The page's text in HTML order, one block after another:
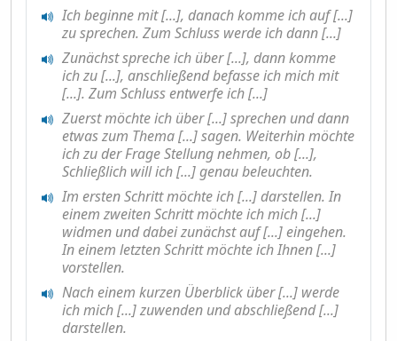
Ich beginne mit [...], danach komme ich auf [...]
zu sprechen. Zum Schluss werde ich dann [...]
Zunächst spreche ich über [...], dann komme
ich zu [...], anschließend befasse ich mich mit
[...]. Zum Schluss entwerfe ich [...]
Zuerst möchte ich über [...] sprechen und dann
etwas zum Thema [...] sagen. Weiterhin möchte
ich zu der Frage Stellung nehmen, ob [...],
Schließlich will ich [...] genau beleuchten.
Im ersten Schritt möchte ich [...] darstellen. In
einem zweiten Schritt möchte ich mich [...]
widmen und dabei zunächst auf [...] eingehen.
In einem letzten Schritt möchte ich Ihnen [...]
vorstellen.
Nach einem kurzen Überblick über [...] werde
ich mich [...] zuwenden und abschließend [...]
darstellen.